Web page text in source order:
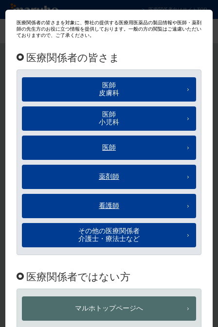
マルホ株式会社 皮膚科学領域での卓越した
医療関係者向けサイトTOP
マルホ会員
ログイン
メールアドレス、パスワードのご入力をお願いします。
メールアドレス
ログイン状態を保持する
ログイン
パスワード再設定